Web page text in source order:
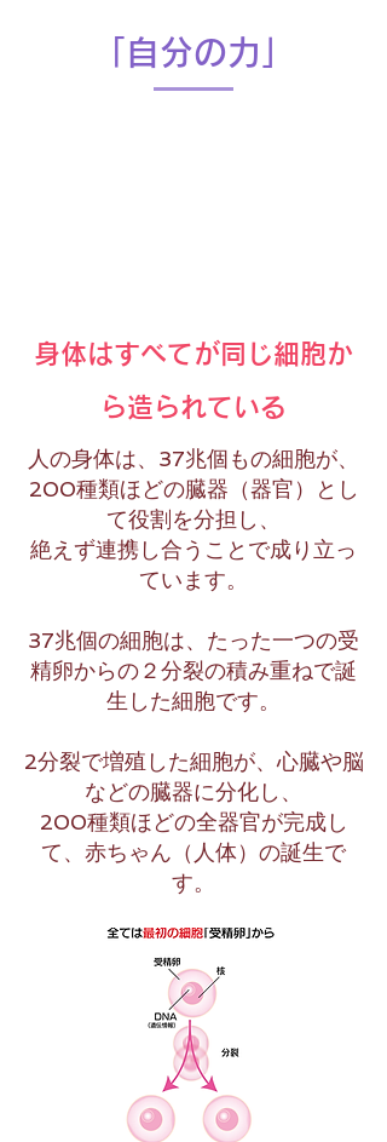
「自分の力」
身体はすべてが同じ細胞か
ら造られている
人の身体は、37兆個もの細胞が、
200種類ほどの臓器（器官）
とし
て役割を分担し、
絶えず連携し合うことで成り立っ
ています。
37兆個の細胞は、たった一つの受
精卵からの２分裂の積み重ねで誕
生した細胞です。
2分裂で増殖した細胞が、心臓や脳
などの臓器に分化し、
200種類ほどの全器官が完成し
て、赤ちゃん（人体）の誕生で
す。